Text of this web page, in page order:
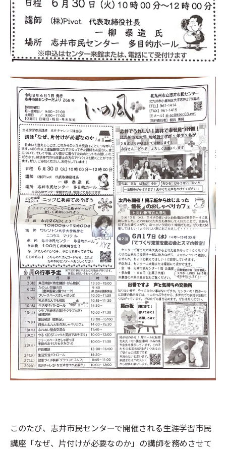
このたび、志井市民センターで開催される生涯学習市民
講座「なぜ、片付けが必要なのか」の講師を務めさせて